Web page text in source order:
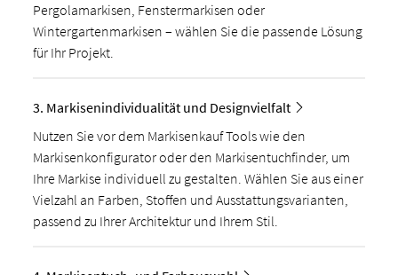
Pergolamarkisen, Fenstermarkisen oder
Wintergartenmarkisen – wählen Sie die passende Lösung
für Ihr Projekt.
3. Markisenindividualität und Designvielfalt
Nutzen Sie vor dem Markisenkauf Tools wie den
Markisenkonfigurator oder den Markisentuchfinder, um
Ihre Markise individuell zu gestalten. Wählen Sie aus einer
Vielzahl an Farben, Stoffen und Ausstattungsvarianten,
passend zu Ihrer Architektur und Ihrem Stil.